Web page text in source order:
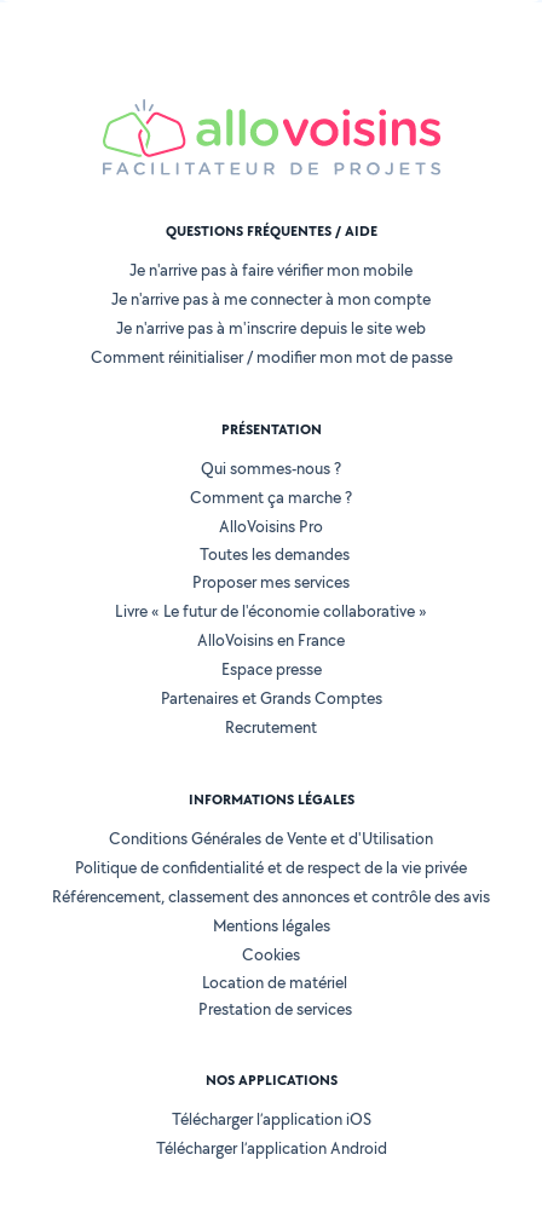
QUESTIONS FRÉQUENTES / AIDE
Je n'arrive pas à faire vérifier mon mobile
Je n'arrive pas à me connecter à mon compte
Je n'arrive pas à m'inscrire depuis le site web
Comment réinitialiser / modifier mon mot de passe
PRÉSENTATION
Qui sommes-nous ?
Comment ça marche ?
AlloVoisins Pro
Toutes les demandes
Proposer mes services
Livre « Le futur de l'économie collaborative »
AlloVoisins en France
Espace presse
Partenaires et Grands Comptes
Recrutement
INFORMATIONS LÉGALES
Conditions Générales de Vente et d'Utilisation
Politique de confidentialité et de respect de la vie privée
Référencement, classement des annonces et contrôle des avis
Mentions légales
Cookies
Location de matériel
Prestation de services
NOS APPLICATIONS
Télécharger l’application iOS
Télécharger l’application Android